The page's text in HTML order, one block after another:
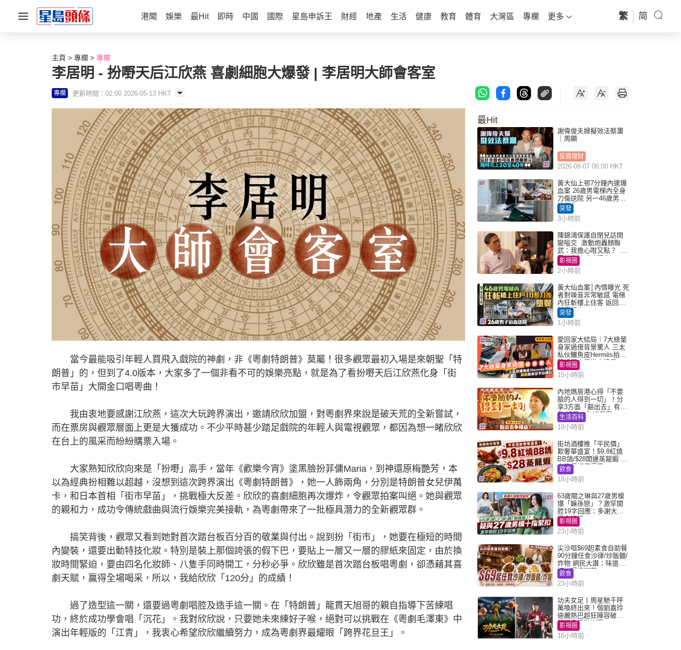
港聞 娛樂 最Hit 即時 中國 國際 星島申訴王 財經 地產 生活 健康 教育 體育 大灣區 專欄 更多 繁 简
主頁 專欄 專欄
李居明 - 扮嘢天后江欣燕 喜劇細胞大爆發 | 李居明大師會客室
專欄 更新時間：02:00 2026-05-13 HKT
當今最能吸引年輕人買飛入戲院的神劇，非《粵劇特朗普》莫屬！很多觀眾最初入場是來朝聖「特
朗普」的，但到了4.0版本，大家多了一個非看不可的娛樂亮點，就是為了看扮嘢天后江欣燕化身「街
市早苗」大開金口唱粵曲！
我由衷地要感謝江欣燕，這次大玩跨界演出，邀請欣欣加盟，對粵劇界來說是破天荒的全新嘗試，
而在票房與觀眾層面上更是大獲成功。不少平時甚少踏足戲院的年輕人與電視觀眾，都因為想一睹欣欣
在台上的風采而紛紛購票入場。
大家熟知欣欣向來是「扮嘢」高手，當年《歡樂今宵》塗黑臉扮菲傭Maria，到神還原梅艷芳，本
以為經典扮相難以超越，沒想到這次跨界演出《粵劇特朗普》，她一人飾兩角，分別是特朗普女兒伊萬
卡，和日本首相「街市早苗」，挑戰極大反差。欣欣的喜劇細胞再次爆炸，令觀眾拍案叫絕。她與觀眾
的親和力，成功令傳統戲曲與流行娛樂完美接軌，為粵劇帶來了一批極具潛力的全新觀眾群。
搞笑背後，觀眾又看到她對首次踏台板百分百的敬業與付出。說到扮「街市」，她要在極短的時間
內變裝，還要出動特技化妝。特別是裝上那個誇張的假下巴，要貼上一層又一層的膠紙來固定，由於換
妝時間緊迫，要由四名化妝師、八隻手同時開工，分秒必爭。欣欣雖是首次踏台板唱粵劇，卻憑藉其喜
劇天賦，贏得全場喝采，所以，我給欣欣「120分」的成績！
過了造型這一關，還要過粵劇唱腔及造手這一關。在「特朗普」龍貫天旭哥的親自指導下苦練唱
功，終於成功學會唱「沉花」。我對欣欣說，只要她未來練好子喉，絕對可以挑戰在《粵劇毛澤東》中
演出年輕版的「江青」，我衷心希望欣欣繼續努力，成為粵劇界最耀眼「跨界花旦王」。
最Hit
謝偉俊夫婦擬效法蔡瀾
｜周顯
投資理財
2026-08-07 06:00 HKT
黃大仙上邨7分鐘內連爆
血案 26歲男電梯內全身
刀傷送院 另一46歲男倒
斃平台
突發
3小時前
陳錦鴻保護自閉兒訪問
變嗌交 激動炮轟顏聯
武：我擔心咁又點？ 網
民：主持咄咄逼人
影視圈
2小時前
黃大仙血案│內情曝光 死
者對噪音非常敏感 電梯
內狂斬樓上住客 返回住
所墮樓亡
突發
1小時前
愛回家大結局｜7大綠葉
身家過億背景驚人 三太
私伙鱷魚皮Hermès拍劇
蘇姐原來是半山樓后
影視圈
15小時前
內地媽居港心得「不要
臉的人得到一切」！分
享3方面「豁出去」有著
數 網民：你好厲害
生活百科
18小時前
街坊酒樓推「平民價」
歎奢華盛宴！$9.8紅燒
BB鴿/$28開邊蒸龍蝦 3
大晚餐超值優惠
飲食
18小時前
63歲關之琳與27歲男模
爆「嫲孫戀」？激罕開
腔19字回應：多謝大家
掛念近況
影視圈
23小時前
尖沙咀$69起素食自助餐
90分鐘任食沙律/炒飯麵/
炸物 網民大讚：味道
好，環境闊落
飲食
23小時前
功夫女足丨周星馳千呼
萬喚終出來！偕劉嘉玲
迪麗熱巴超狂陣容破天
荒現身香港謝票
影視圈
16小時前